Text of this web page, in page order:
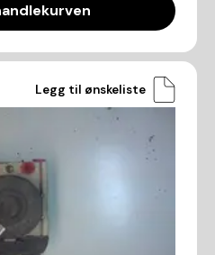
Legg til ønskeliste